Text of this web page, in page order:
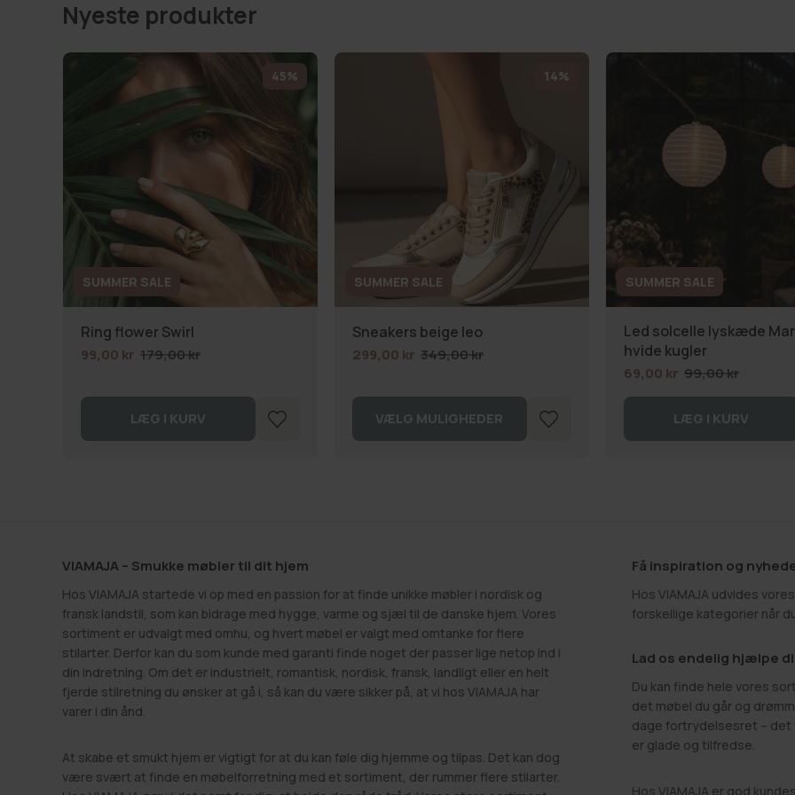
Nyeste produkter
SUMMER SALE
45%
Ring flower Swirl
99,00 kr 179,00 kr
LÆG I KURV
SUMMER SALE
14%
Sneakers beige leo
299,00 kr 349,00 kr
VÆLG MULIGHEDER
SUMMER SALE
Led solcelle lyskæde
hvide kugler
69,00 kr 99,00 kr
LÆG I KURV
VIAMAJA – Smukke møbler til dit hjem
Hos VIAMAJA startede vi op med en passion for at finde unikke møbler i nordisk og
fransk landstil, som kan bidrage med hygge, varme og sjæl til de danske hjem. Vores
sortiment er udvalgt med omhu, og hvert møbel er valgt med omtanke for flere
stilarter. Derfor kan du som kunde med garanti finde noget der passer lige netop ind i
din indretning. Om det er industrielt, romantisk, nordisk, fransk, landligt eller en helt
fjerde stilretning du ønsker at gå i, så kan du være sikker på, at vi hos VIAMAJA har
varer i din ånd.
At skabe et smukt hjem er vigtigt for at du kan føle dig hjemme og tilpas. Det kan dog
være svært at finde en møbelforretning med et sortiment, der rummer flere stilarter.
Få inspiration og
Hos VIAMAJA udvides
forskellige kategorier når
Lad os endelig hjælpe
Du kan finde hele vores
det møbel du går og
dage fortrydelsesret – det
er glade og tilfredse.
Hos VIAMAJA er god